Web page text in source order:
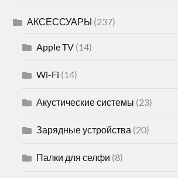
АКСЕССУАРЫ (237)
Apple TV (14)
Wi-Fi (14)
Акустические системы (23)
Зарядные устройства (20)
Палки для селфи (8)